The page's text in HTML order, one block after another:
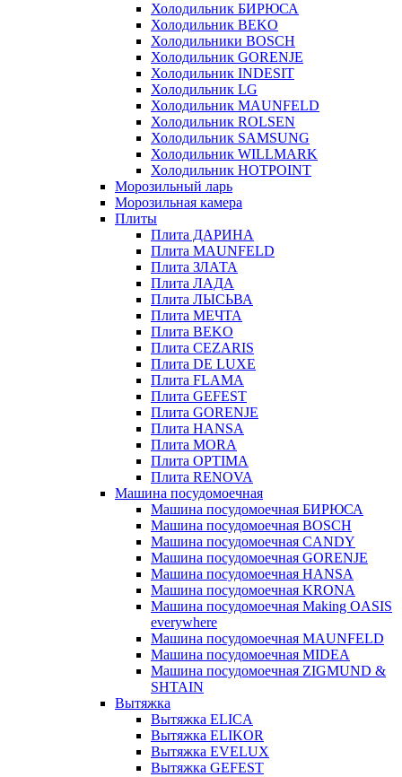
Холодильник БИРЮСА
Холодильник BEKO
Холодильники BOSCH
Холодильник GORENJE
Холодильник INDESIT
Холодильник LG
Холодильник MAUNFELD
Холодильник ROLSEN
Холодильник SAMSUNG
Холодильник WILLMARK
Холодильник HOTPOINT
Морозильный ларь
Морозильная камера
Плиты
Плита ДАРИНА
Плита MAUNFELD
Плита ЗЛАТА
Плита ЛАДА
Плита ЛЫСЬВА
Плита МЕЧТА
Плита BEKO
Плита CEZARIS
Плита DE LUXE
Плита FLAMA
Плита GEFEST
Плита GORENJE
Плита HANSA
Плита MORA
Плита OPTIMA
Плита RENOVA
Машина посудомоечная
Машина посудомоечная БИРЮСА
Машина посудомоечная BOSCH
Машина посудомоечная CANDY
Машина посудомоечная GORENJE
Машина посудомоечная HANSA
Машина посудомоечная KRONA
Машина посудомоечная Making OASIS
everywhere
Машина посудомоечная MAUNFELD
Машина посудомоечная MIDEA
Машина посудомоечная ZIGMUND &
SHTAIN
Вытяжка
Вытяжка ELICA
Вытяжка ELIKOR
Вытяжка EVELUX
Вытяжка GEFEST